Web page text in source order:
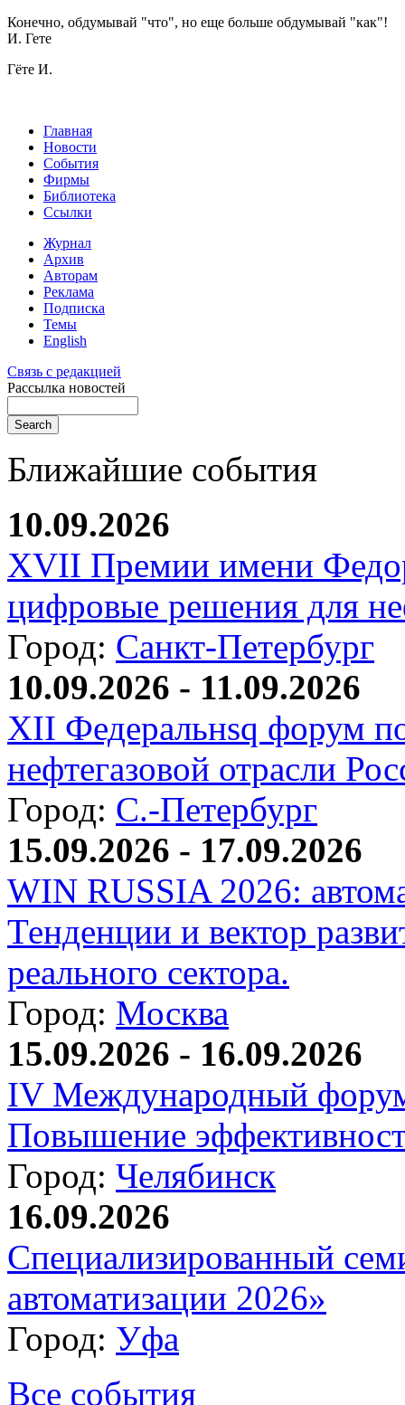
Конечно, обдумывай "что", но еще больше обдумывай "как"!
И. Гете
Гёте И.
Главная
Новости
События
Фирмы
Библиотека
Ссылки
Журнал
Архив
Авторам
Реклама
Подписка
Темы
English
Связь с редакцией
Рассылка новостей
Ближайшие события
10.09.2026
XVII Премии имени
цифровые решения для
Город: Санкт-Петербург
10.09.2026 - 11.09.2026
XII Федеральнsq форум
нефтегазовой отрасли
Город: С.-Петербург
15.09.2026 - 17.09.2026
WIN RUSSIA 2026:
Тенденции и вектор
реального сектора.
Город: Москва
15.09.2026 - 16.09.2026
IV Международный
Повышение
Город: Челябинск
16.09.2026
Специализированный
автоматизации 2026»
Город: Уфа
Все события